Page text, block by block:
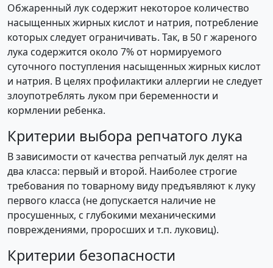
Обжаренный лук содержит некоторое количество
насыщенных жирных кислот и натрия, потребление
которых следует ограничивать. Так, в 50 г жареного
лука содержится около 7% от нормируемого
суточного поступления насыщенных жирных кислот
и натрия. В целях профилактики аллергии не следует
злоупотреблять луком при беременности и
кормлении ребенка.
Критерии выбора репчатого лука
В зависимости от качества репчатый лук делят на
два класса: первый и второй. Наиболее строгие
требования по товарному виду предъявляют к луку
первого класса (не допускается наличие не
просушенных, с глубокими механическими
повреждениями, проросших и т.п. луковиц).
Критерии безопасности